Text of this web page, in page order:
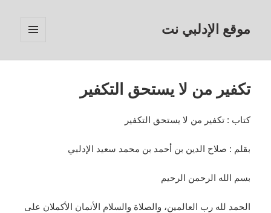
موقع الإدلبي نت
تكفير من لا يستحق التكفير
كتاب : تكفير من لا يستحق التكفير
بقلم : صلاح الدين بن أحمد بن محمد سعيد الإدلبي
بسم الله الرحمن الرحيم
الحمد لله رب العالمين، والصلاة والسلام الأتمان الأكملان على